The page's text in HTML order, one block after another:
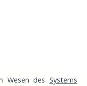
Wesen des Systems